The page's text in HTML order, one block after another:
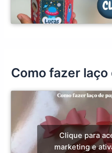
Como fazer laço
Clique para
marketing e